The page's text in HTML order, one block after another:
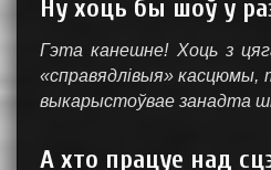
Ну хоць бы шоў у
Гэта канешне! Хоць з
«справядлівыя» касцюмы,
выкарыстоўвае занадта
А хто працуе над